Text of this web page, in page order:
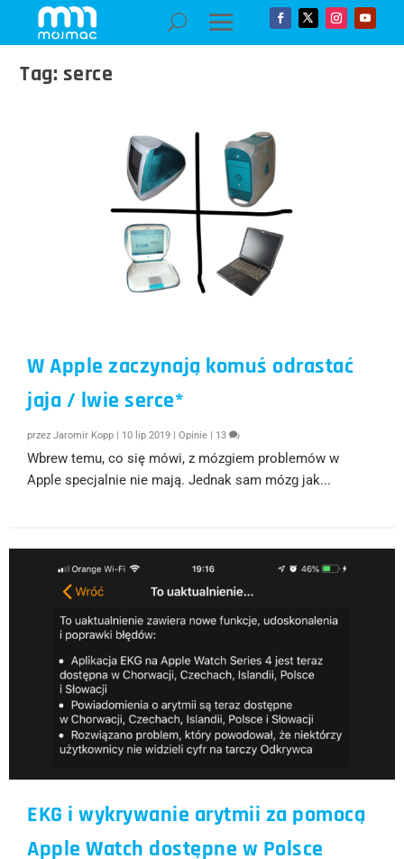
Tag: serce
W Apple zaczynają komuś odrastać
jaja / lwie serce*
przezJaromir Kopp 10 lip 2019 |Opinie 13
Wbrew temu, co się mówi, z mózgiem problemów w
Apple specjalnie nie mają. Jednak sam mózg jak...
EKG i wykrywanie arytmii za pomocą
Apple Watch dostępne w Polsce